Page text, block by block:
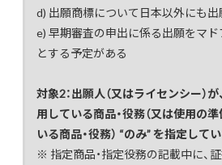
d) 出願商標について日本以外にも出
e) 早期審査の申出に係る出願をマ
とする予定がある
対象2：出願人（又はライセンシー）
用している商品・役務（又は使用の
いる商品・役務） “のみ” を指定して
※ 指定商品・指定役務の記載中に、